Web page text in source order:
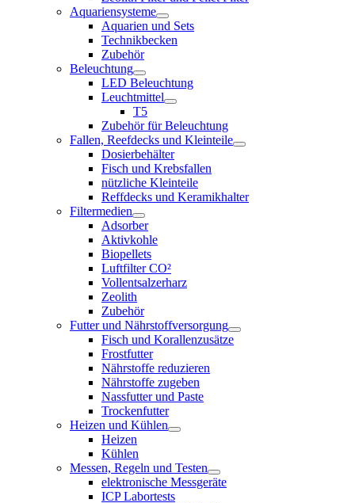
Aquariensysteme
Aquarien und Sets
Technikbecken
Zubehör
Beleuchtung
LED Beleuchtung
Leuchtmittel
T5
Zubehör für Beleuchtung
Fallen, Reefdecks und Kleinteile
Dosierbehälter
Fisch und Krebsfallen
nützliche Kleinteile
Reffdecks und Keramikhalter
Filtermedien
Adsorber
Aktivkohle
Biopellets
Luftfilter CO²
Vollentsalzerharz
Zeolith
Zubehör
Futter und Nährstoffversorgung
Fisch und Korallenzusätze
Frostfutter
Nährstoffe reduzieren
Nährstoffe zugeben
Nassfutter und Paste
Trockenfutter
Heizen und Kühlen
Heizen
Kühlen
Messen, Regeln und Testen
elektronische Messgeräte
ICP Labortests